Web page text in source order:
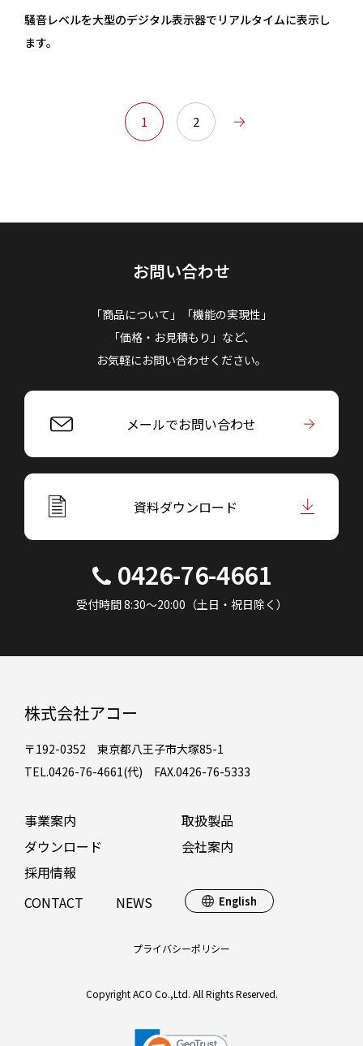
騒音レベルを大型のデジタル表示器でリアルタイムに表示し
ます。
1 2
お問い合わせ
「商品について」「機能の実現性」
「価格・お見積もり」など、
お気軽にお問い合わせください。
メールでお問い合わせ
資料ダウンロード
0426-76-4661
受付時間 8:30～20:00（土日・祝日除く）
株式会社アコー
〒192-0352 東京都八王子市大塚85-1
TEL.0426-76-4661(代) FAX.0426-76-5333
事業案内
取扱製品
ダウンロード
会社案内
採用情報
CONTACT
NEWS English
プライバシーポリシー
Copyright ACO Co.,Ltd. All Rights Reserved.